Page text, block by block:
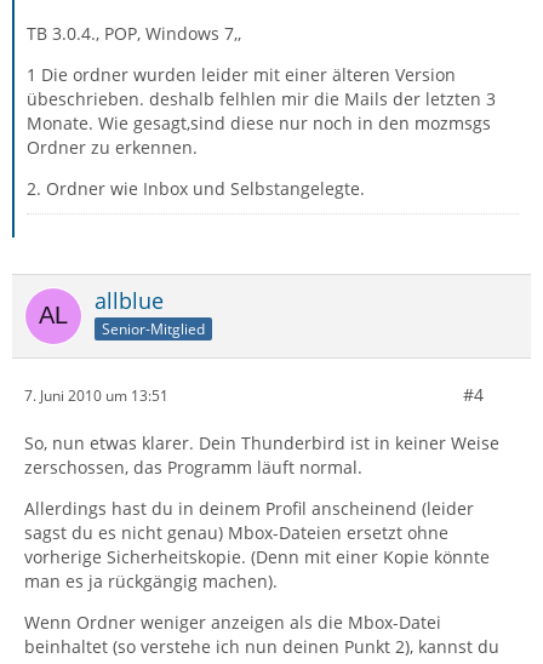
TB 3.0.4., POP, Windows 7,,
1 Die ordner wurden leider mit einer älteren Version
übeschrieben. deshalb felhlen mir die Mails der letzten 3
Monate. Wie gesagt,sind diese nur noch in den mozmsgs
Ordner zu erkennen.
2. Ordner wie Inbox und Selbstangelegte.
allblue
Senior-Mitglied
7. Juni 2010 um 13:51 #4
So, nun etwas klarer. Dein Thunderbird ist in keiner Weise
zerschossen, das Programm läuft normal.
Allerdings hast du in deinem Profil anscheinend (leider
sagst du es nicht genau) Mbox-Dateien ersetzt ohne
vorherige Sicherheitskopie. (Denn mit einer Kopie könnte
man es ja rückgängig machen).
Wenn Ordner weniger anzeigen als die Mbox-Datei
beinhaltet (so verstehe ich nun deinen Punkt 2), kannst du